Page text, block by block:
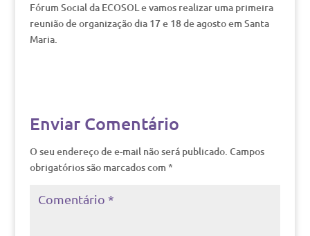
Fórum Social da ECOSOL e vamos realizar uma primeira
reunião de organização dia 17 e 18 de agosto em Santa
Maria.
Enviar Comentário
O seu endereço de e-mail não será publicado. Campos
obrigatórios são marcados com *